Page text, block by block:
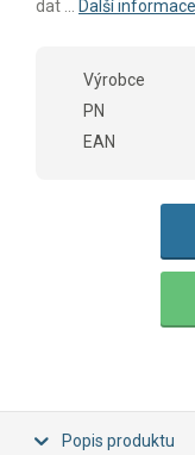
dat ...
Další informace
Výrobce
PN
EAN
Popis produktu